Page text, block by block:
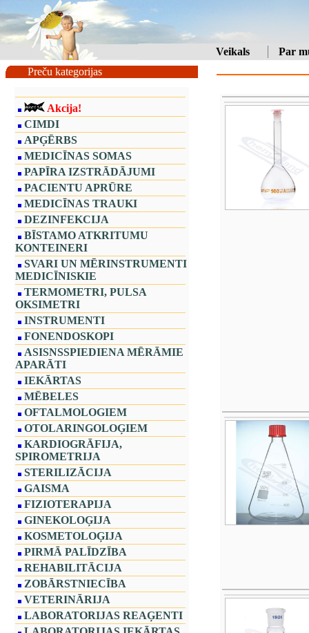
Veikals
Par
Preču kategorijas
Akcija!
CIMDI
APĢĒRBS
MEDICĪNAS SOMAS
PAPĪRA IZSTRĀDĀJUMI
PACIENTU APRŪRE
MEDICĪNAS TRAUKI
DEZINFEKCIJA
BĪSTAMO ATKRITUMU
KONTEINERI
SVARI UN MĒRINSTRUMENTI
MEDICĪNISKIE
TERMOMETRI, PULSA
OKSIMETRI
INSTRUMENTI
FONENDOSKOPI
ASISNSSPIEDIENA MĒRĀMIE
APARĀTI
IEKĀRTAS
MĒBELES
OFTALMOLOGIEM
OTOLARINGOLOĢIEM
KARDIOGRĀFIJA,
SPIROMETRIJA
STERILIZĀCIJA
GAISMA
FIZIOTERAPIJA
GINEKOLOĢIJA
KOSMETOLOĢIJA
PIRMĀ PALĪDZĪBA
REHABILITĀCIJA
ZOBĀRSTNIECĪBA
VETERINĀRIJA
LABORATORIJAS REAĢENTI